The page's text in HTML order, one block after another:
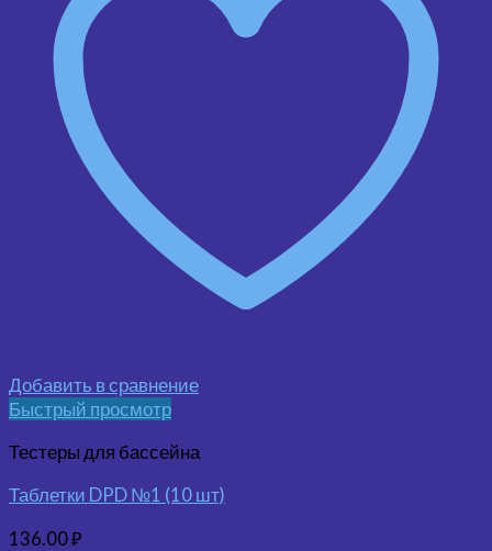
Добавить в сравнение
Быстрый просмотр
Тестеры для бассейна
Таблетки DPD №1 (10 шт)
136.00₽